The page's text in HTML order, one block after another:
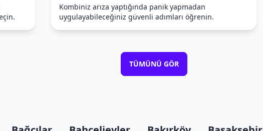
Kombiniz arıza yaptığında panik yapmadan
uygulayabileceğiniz güvenli adımları öğrenin.
TÜMÜNÜ GÖR